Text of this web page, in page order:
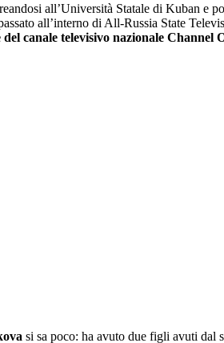
all’Università Statale di Kuban e
all’interno di All-Russia State
canale televisivo nazionale Channel
si sa poco: ha avuto due figli avuti dal